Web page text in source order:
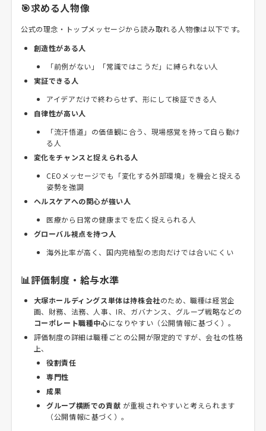
🎯求める人物像
公式の理念・トップメッセージから読み取れる人物像は以下です。
創造性がある人
「前例がない」「常識ではこうだ」に縛られない人
実証できる人
アイデアだけで終わらせず、形にして検証できる人
自律性が高い人
「流汗悟道」の価値観に合う、現場感覚を持って自ら動け
る人
変化をチャンスと捉えられる人
CEOメッセージでも「変化する外部環境」を機会と捉える
姿勢を強調
ヘルスケアへの関心が強い人
医療から日常の健康までを広く捉えられる人
グローバル視点を持つ人
海外比率が高く、国内完結型の志向だけでは合いにくい
📊評価制度・給与水準
大塚ホールディングス単体は持株会社のため、職種は経営企
画、財務、法務、人事、IR、ガバナンス、グループ戦略などの
コーポレート職種中心になりやすい（公開情報に基づく）。
評価制度の詳細は職種ごとの公開が限定的ですが、会社の性格
上、
役割責任
専門性
成果
グループ横断での貢献 が重視されやすいと考えられます
（公開情報に基づく）。